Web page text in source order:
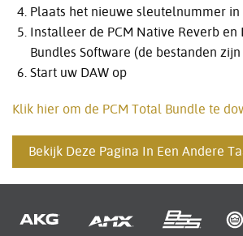
Plaats het nieuwe sleutelnummer in
Installeer de PCM Native Reverb en
Bundles Software (de bestanden
Start uw DAW op
Klik hier om de PCM Total Bundle te
Bekijk Deze Pagina In Een Andere